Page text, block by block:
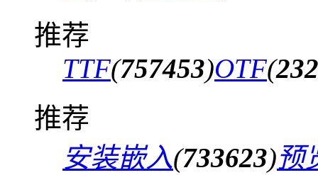
推荐
TTF(757453)OTF(
推荐
安装嵌入(733623)预